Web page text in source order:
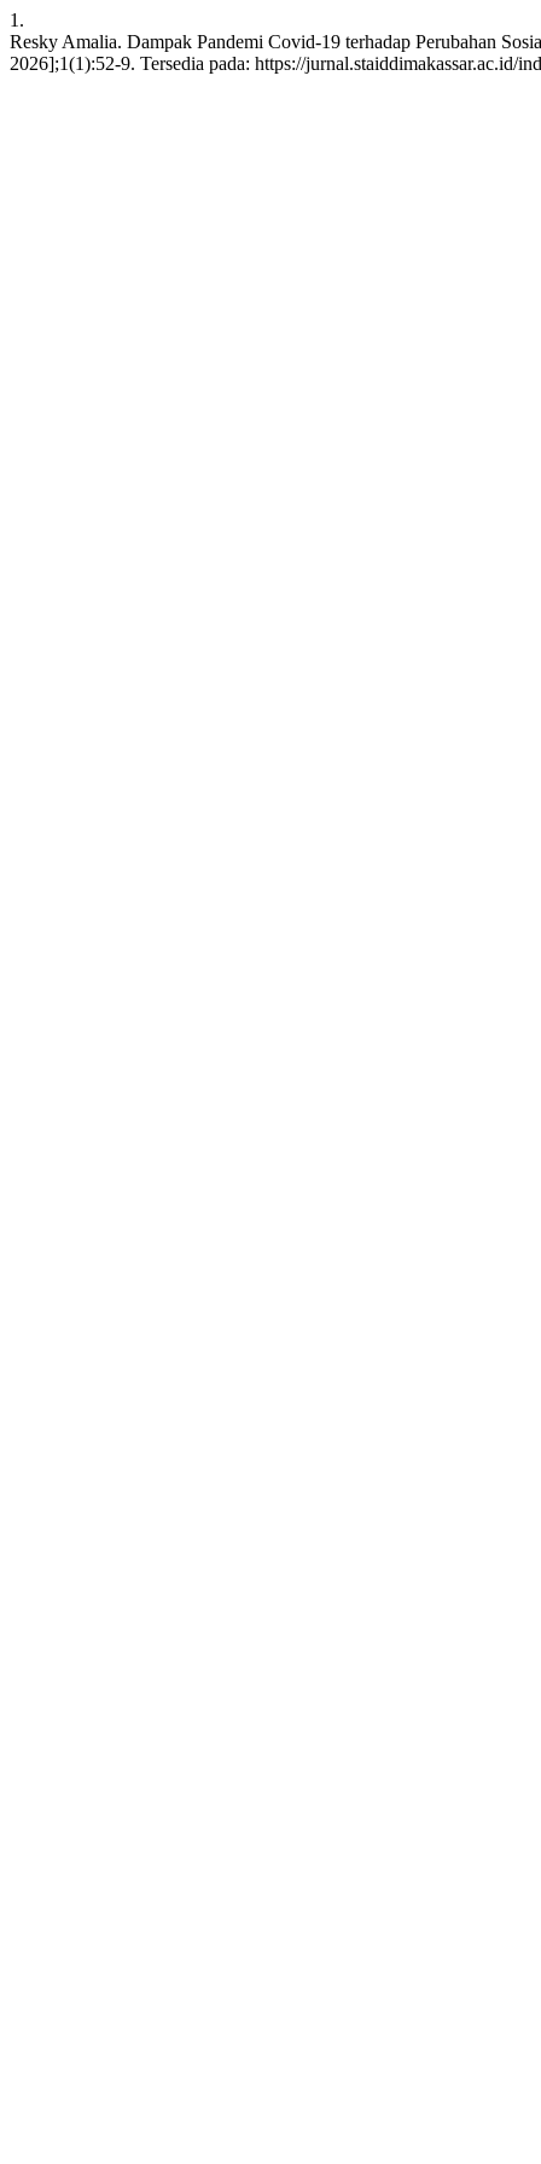
1.
Resky Amalia. Dampak Pandemi Covid-19 terhadap Perubahan
2026];1(1):52-9. Tersedia pada: https://jurnal.staiddimakassar.ac.id/